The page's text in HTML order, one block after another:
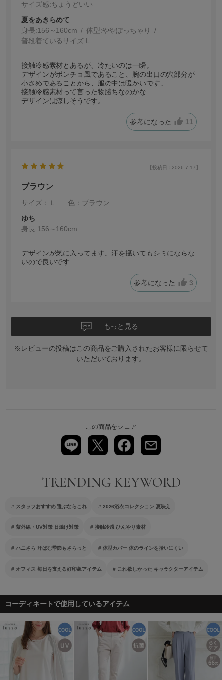
サイズ感:ちょうどいい
夏をあきらめて
身長:156～160cm 体型:ぽっちゃり
普段着ているサイズ:L
接触冷感素材とあるが、冷たいのは一瞬。
デザインがポンチョ風であること、腕の出口の穴部分が
小さめであることから、服の中は暖かいです。
接触冷感素材って言った物勝ちなのかな…
デザインは涼しそうです。
参考になった 11
【投稿日：2026.7.17】
ブラウン
サイズ：Ｌ
色：ブラウン
ゆち
身長:156～160cm
デザインが気に入ってます。汗を掻いてもシミにならな
いので良いです
参考になった 3
もっと見る
※レビューの投稿はこの商品をご購入されたお客様に限らせて
いただいております。
この商品をシェア
スタッフおすすめ 選ぶならこれ 2026浴衣コレクション 夏映え
紫外線・UV対策 日焼け対策 接触冷感 ひんやり素材
ハニさら 汗ばむ季節もさらっと 体型カバー 体のラインを拾いにくい
オフィス 毎日を支える好印象アイテム これ欲しかった キャラクターアイテム
コーディネートで使用しているアイテム